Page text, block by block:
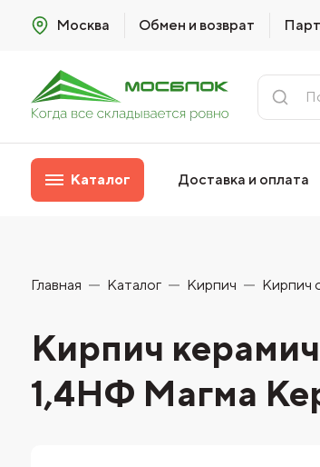
Москва Обмен и возврат
Каталог Доставка и оплата
Главная Каталог Кирпич Кирпич
Кирпич
1,4НФ Магма